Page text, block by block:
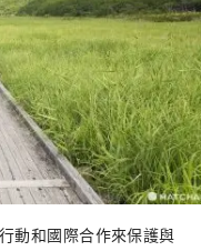
動和國際合作來保護與